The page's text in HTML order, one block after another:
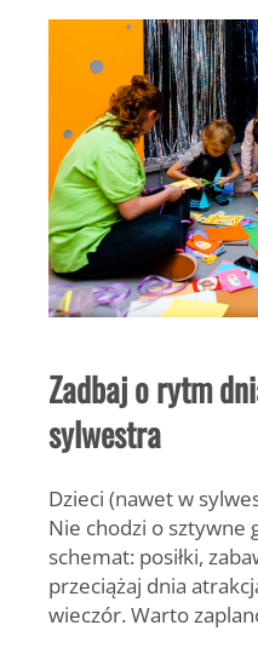
Zadbaj o rytm
sylwestra
Dzieci (nawet w
Nie chodzi o sztywne
schemat: posiłki,
przeciążaj dnia
wieczór. Warto